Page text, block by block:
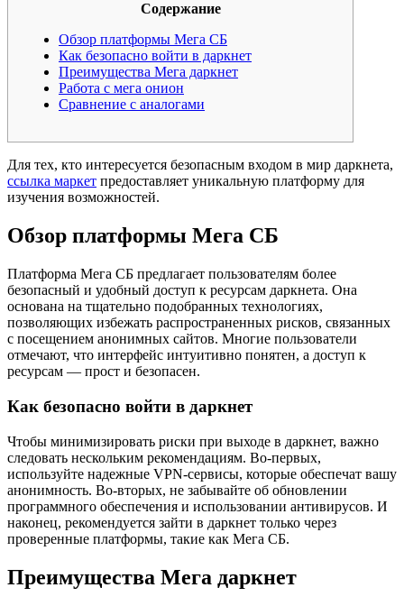
Содержание
Обзор платформы Мега СБ
Как безопасно войти в даркнет
Преимущества Мега даркнет
Работа с мега онион
Сравнение с аналогами
Для тех, кто интересуется безопасным входом в мир даркнета,
ссылка маркет предоставляет уникальную платформу для
изучения возможностей.
Обзор платформы Мега СБ
Платформа Мега СБ предлагает пользователям более
безопасный и удобный доступ к ресурсам даркнета. Она
основана на тщательно подобранных технологиях,
позволяющих избежать распространенных рисков, связанных
с посещением анонимных сайтов. Многие пользователи
отмечают, что интерфейс интуитивно понятен, а доступ к
ресурсам — прост и безопасен.
Как безопасно войти в даркнет
Чтобы минимизировать риски при выходе в даркнет, важно
следовать нескольким рекомендациям. Во-первых,
используйте надежные VPN-сервисы, которые обеспечат вашу
анонимность. Во-вторых, не забывайте об обновлении
программного обеспечения и использовании антивирусов. И
наконец, рекомендуется зайти в даркнет только через
проверенные платформы, такие как Мега СБ.
Преимущества Мега даркнет